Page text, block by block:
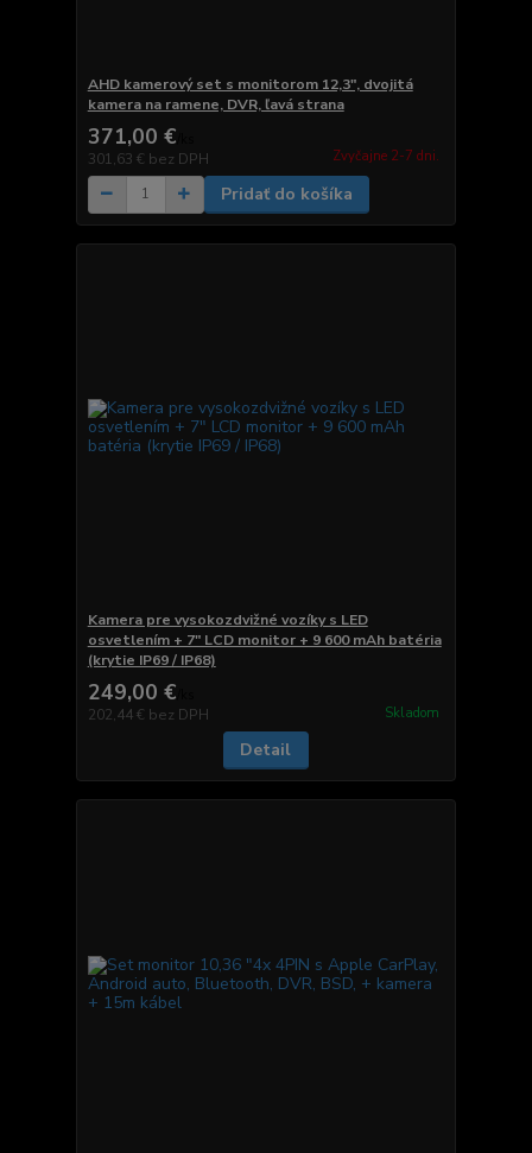
AHD kamerový set s monitorom 12,3", dvojitá
kamera na ramene, DVR, ľavá strana
371,00 €
301,63 € bez DPH Zvyčajne 2-7 dni.
Pridať do košíka
Kamera pre vysokozdvižné vozíky s LED
osvetlením + 7″ LCD monitor + 9 600 mAh batéria
(krytie IP69 / IP68)
249,00 €
202,44 € bez DPH Skladom
Detail